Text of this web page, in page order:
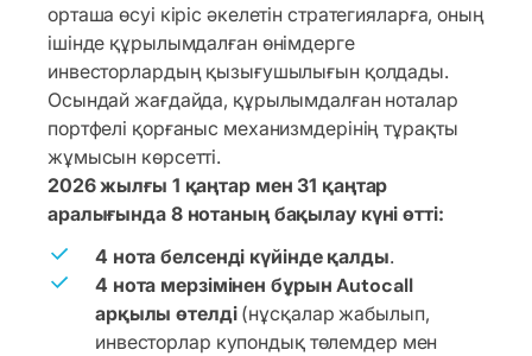
орташа өсуі кіріс әкелетін стратегияларға, оның
ішінде құрылымдалған өнімдерге
инвесторлардың қызығушылығын қолдады.
Осындай жағдайда, құрылымдалған ноталар
портфелі қорғаныс механизмдерінің тұрақты
жұмысын көрсетті.
2026 жылғы 1 қаңтар мен 31 қаңтар
аралығында 8 нотаның бақылау күні өтті:
4 нота белсенді күйінде қалды.
4 нота мерзімінен бұрын Autocall
арқылы өтелді(нұсқалар жабылып,
инвесторлар купондық төлемдер мен